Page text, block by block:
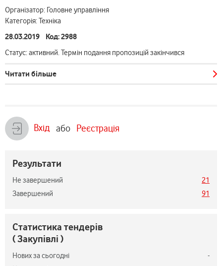
Організатор: Головне управління
Категорія: Техніка
28.03.2019 Код: 2988
Статус: активний. Термін подання пропозицій закінчився
Читати більше
Вхід або Реєстрація
Результати
Не завершений
21
Завершений
91
Статистика тендерів
( Закупівлі )
Нових за сьогодні
-